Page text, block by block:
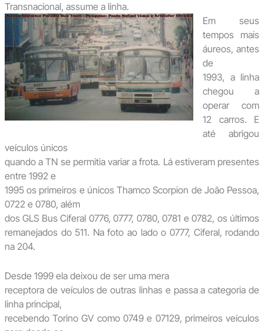
Transnacional, assume a linha.
Em seus
tempos mais
áureos, antes
de
1993, a linha
chegou a
operar com
12 carros. E
até abrigou
veículos únicos
quando a TN se permitia variar a frota. Lá estiveram presentes
entre 1992 e
1995 os primeiros e únicos Thamco Scorpion de João Pessoa,
0722 e 0780, além
dos GLS Bus Ciferal 0776, 0777, 0780, 0781 e 0782, os últimos
remanejados do 511. Na foto ao lado o 0777, Ciferal, rodando
na 204.
Desde 1999 ela deixou de ser uma mera
receptora de veículos de outras linhas e passa a categoria de
linha principal,
recebendo Torino GV como 0749 e 07129, primeiros veículos